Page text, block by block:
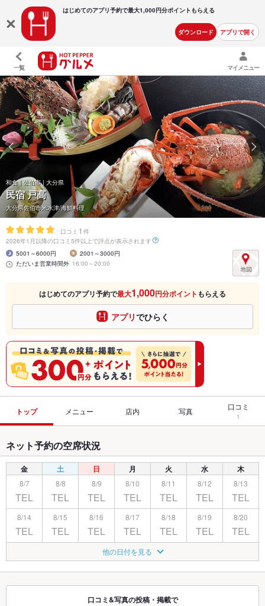
はじめてのアプリ予約で最大1,000円分ポイントもらえる
ダウンロード アプリで開く
一覧 マイメニュー
和食 | 佐伯市 | 大分県
民宿 戸高
大分県佐伯市米水津/海鮮料理
- 口コミ 1 件
2026年1月以降の口コミ5件以上で評点が表示されます
5001～6000円
2001～3000円
ただいま営業時間外 16:00～20:00
はじめてのアプリ予約で最大1,000円分ポイント もらえる
アプリでひらく
トップ メニュー 店内 写真 口コミ
1
ネット予約の空席状況
金 土 日 月 火 水 木
8/7
TEL
8/8
TEL
8/9
TEL
8/10
TEL
8/11
TEL
8/12
TEL
8/13
TEL
8/14
TEL
8/15
TEL
8/16
TEL
8/17
TEL
8/18
TEL
8/19
TEL
8/20
TEL
TEL TEL
8/23
TEL
8/24
TEL
8/25
TEL TEL TEL
8/28 8/29 8/30
TEL
8/31
TEL
9/1
TEL
9/2 9/3
他の日付を見る
口コミ&写真の投稿・掲載で